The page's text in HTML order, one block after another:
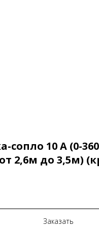
сопло 10 A (0-
2,6м до 3,5м)
Заказать